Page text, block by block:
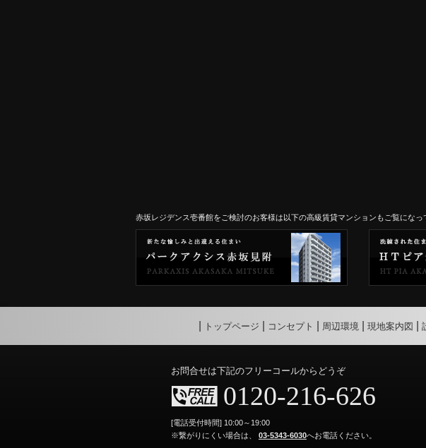
赤坂レジデンス壱番館をご検討のお客様は以下の高級賃貸マンションもご覧になっ
トップページ コンセプト 周辺環境 現地案内図
お問合せは下記のフリーコールからどうぞ
0120-216-626
[電話受付時間] 10:00～19:00
※繋がりにくい場合は、
03-5343-6030へお電話ください。